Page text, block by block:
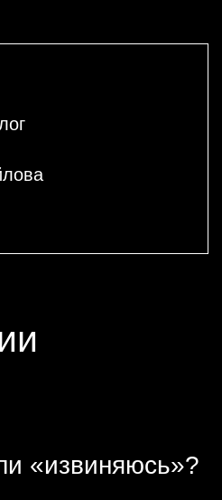
«извиняюсь»?